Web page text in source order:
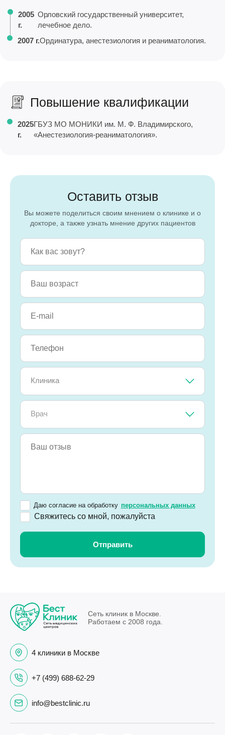
2005
г.
Орловский государственный университет,
лечебное дело.
2007 г.Ординатура, анестезиология и реаниматология.
Повышение квалификации
2025
г.
ГБУЗ МО МОНИКИ им. М. Ф. Владимирского,
«Анестезиология-реаниматология».
Оставить отзыв
Вы можете поделиться своим мнением о клинике и о
докторе, а также узнать мнение других пациентов
Клиника
Врач
Даю согласие на обработку персональных данных
Свяжитесь со мной, пожалуйста
Сеть клиник в Москве.
Работаем с 2008 года.
4 клиники в Москве
+7 (499) 688-62-29
info@bestclinic.ru